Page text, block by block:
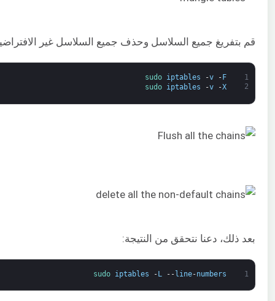
قم بتفريغ جميع السلاسل وحذف جميع السلاسل غير
1
2
sudo iptables -v -F
sudo iptables -v -X
بعد ذلك، دعنا نتحقق من النتيجة:
1
sudo iptables -L --line-numbers